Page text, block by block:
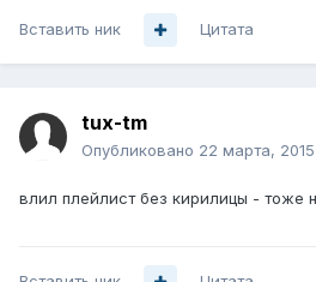
Вставить ник Цитата
tux-tm
Опубликовано 22 марта, 2015
влил плейлист без кирилицы - тоже